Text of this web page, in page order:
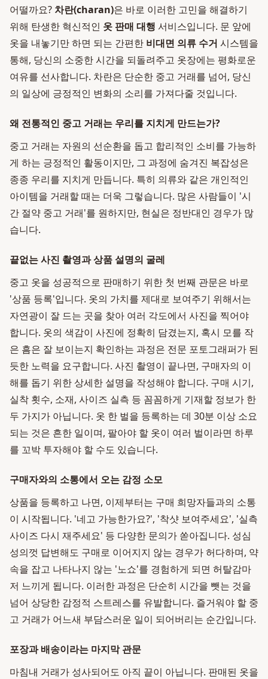
어떨까요? 차란(charan)은 바로 이러한 고민을 해결하기
위해 탄생한 혁신적인 옷 판매 대행 서비스입니다. 문 앞에
옷을 내놓기만 하면 되는 간편한 비대면 의류 수거 시스템을
통해, 당신의 소중한 시간을 되돌려주고 옷장에는 평화로운
여유를 선사합니다. 차란은 단순한 중고 거래를 넘어, 당신
의 일상에 긍정적인 변화의 소리를 가져다줄 것입니다.
왜 전통적인 중고 거래는 우리를 지치게 만드는가?
중고 거래는 자원의 선순환을 돕고 합리적인 소비를 가능하
게 하는 긍정적인 활동이지만, 그 과정에 숨겨진 복잡성은
종종 우리를 지치게 만듭니다. 특히 의류와 같은 개인적인
아이템을 거래할 때는 더욱 그렇습니다. 많은 사람들이 '시
간 절약 중고 거래'를 원하지만, 현실은 정반대인 경우가 많
습니다.
끝없는 사진 촬영과 상품 설명의 굴레
중고 옷을 성공적으로 판매하기 위한 첫 번째 관문은 바로
'상품 등록'입니다. 옷의 가치를 제대로 보여주기 위해서는
자연광이 잘 드는 곳을 찾아 여러 각도에서 사진을 찍어야
합니다. 옷의 색감이 사진에 정확히 담겼는지, 혹시 모를 작
은 흠은 잘 보이는지 확인하는 과정은 전문 포토그래퍼가 된
듯한 노력을 요구합니다. 사진 촬영이 끝나면, 구매자의 이
해를 돕기 위한 상세한 설명을 작성해야 합니다. 구매 시기,
실착 횟수, 소재, 사이즈 실측 등 꼼꼼하게 기재할 정보가 한
두 가지가 아닙니다. 옷 한 벌을 등록하는 데 30분 이상 소요
되는 것은 흔한 일이며, 팔아야 할 옷이 여러 벌이라면 하루
를 꼬박 투자해야 할 수도 있습니다.
구매자와의 소통에서 오는 감정 소모
상품을 등록하고 나면, 이제부터는 구매 희망자들과의 소통
이 시작됩니다. '네고 가능한가요?', '착샷 보여주세요', '실측
사이즈 다시 재주세요' 등 다양한 문의가 쏟아집니다. 성심
성의껏 답변해도 구매로 이어지지 않는 경우가 허다하며, 약
속을 잡고 나타나지 않는 '노쇼'를 경험하게 되면 허탈감마
저 느끼게 됩니다. 이러한 과정은 단순히 시간을 뺏는 것을
넘어 상당한 감정적 스트레스를 유발합니다. 즐거워야 할 중
고 거래가 어느새 부담스러운 일이 되어버리는 순간입니다.
포장과 배송이라는 마지막 관문
마침내 거래가 성사되어도 아직 끝이 아닙니다. 판매된 옷을